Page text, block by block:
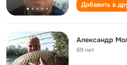
Добавить в
Александр
69 лет